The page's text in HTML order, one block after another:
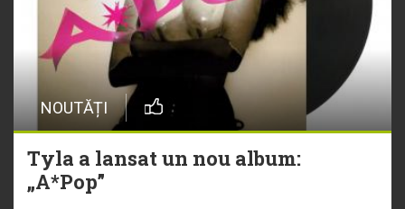
NOUTĂȚI
Tyla a lansat un nou album:
„A*Pop”